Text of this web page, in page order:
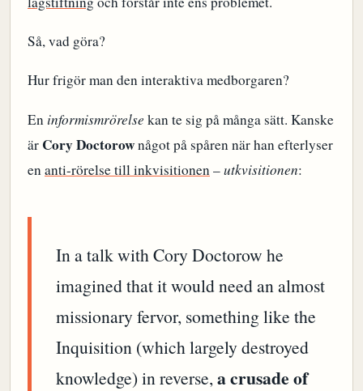
Så, vad göra?
Hur frigör man den interaktiva medborgaren?
En informismrörelse kan te sig på många sätt. Kanske
är Cory Doctorownågot på spåren när han efterlyser
enanti-rörelse till inkvisitionen–utkvisitionen:
In a talk with Cory Doctorow he
imagined that it would need an almost
missionary fervor, something like the
Inquisition (which largely destroyed
knowledge) in reverse,a crusade of